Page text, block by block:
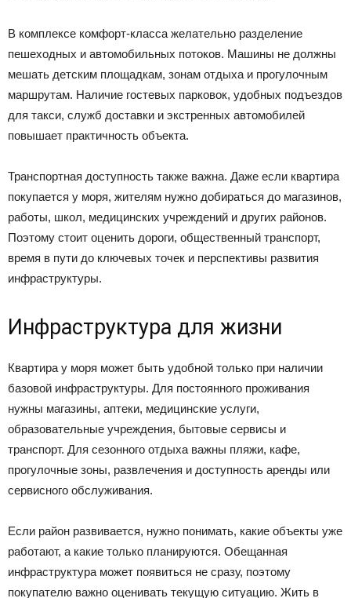
В комплексе комфорт-класса желательно разделение
пешеходных и автомобильных потоков. Машины не должны
мешать детским площадкам, зонам отдыха и прогулочным
маршрутам. Наличие гостевых парковок, удобных подъездов
для такси, служб доставки и экстренных автомобилей
повышает практичность объекта.
Транспортная доступность также важна. Даже если квартира
покупается у моря, жителям нужно добираться до магазинов,
работы, школ, медицинских учреждений и других районов.
Поэтому стоит оценить дороги, общественный транспорт,
время в пути до ключевых точек и перспективы развития
инфраструктуры.
Инфраструктура для жизни
Квартира у моря может быть удобной только при наличии
базовой инфраструктуры. Для постоянного проживания
нужны магазины, аптеки, медицинские услуги,
образовательные учреждения, бытовые сервисы и
транспорт. Для сезонного отдыха важны пляжи, кафе,
прогулочные зоны, развлечения и доступность аренды или
сервисного обслуживания.
Если район развивается, нужно понимать, какие объекты уже
работают, а какие только планируются. Обещанная
инфраструктура может появиться не сразу, поэтому
покупателю важно оценивать текущую ситуацию. Жить в